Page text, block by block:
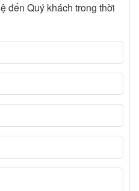
đến Quý khách trong thời